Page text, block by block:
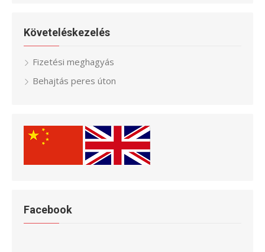
Követeléskezelés
Fizetési meghagyás
Behajtás peres úton
Facebook